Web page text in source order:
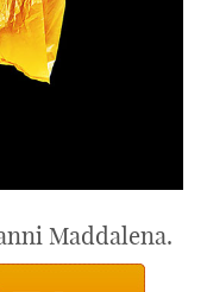
Maddalena.